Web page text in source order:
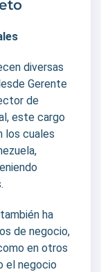
diversas
Gerente
de
este cargo
los cuales
ha
de negocio,
en otros
el negocio